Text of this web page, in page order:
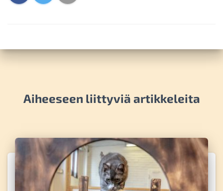
Aiheeseen liittyviä artikkeleita